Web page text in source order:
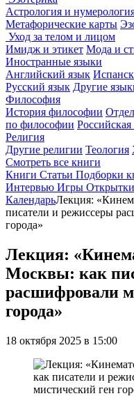
Астрология и
Метафорические карты
Уход за телом и лицом
Имидж и этикет Мода и
Иностранные языки
Английский язык
Русский язык Другие
Философия
История философии
по философии
Религия
Другие религии Теология
Смотреть все книги
Книги Статьи Подборки
Интервью Игры Открытки
КалендарьЛекция:
писатели и режиссеры
города»
Лекция:
Москвы: как
расшифровали
города»
18 октября 2025 в 15:00